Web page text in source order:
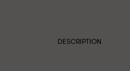
DESCRIPTION